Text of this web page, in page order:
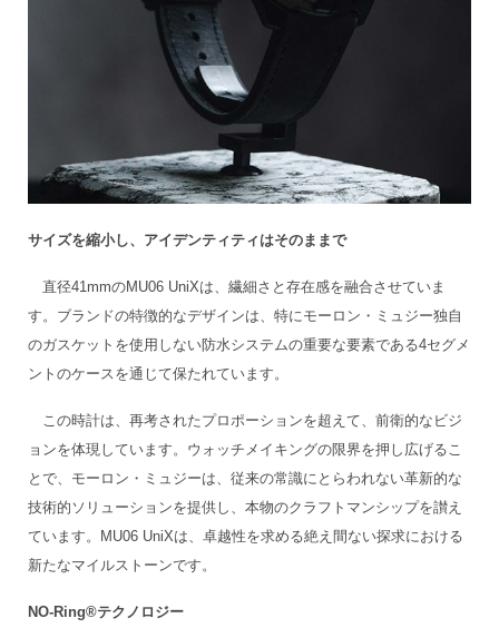
サイズを縮小し、アイデンティティはそのままで
直径41mmのMU06 UniXは、繊細さと存在感を融合させていま
す。ブランドの特徴的なデザインは、特にモーロン・ミュジー独自
のガスケットを使用しない防水システムの重要な要素である4セグメ
ントのケースを通じて保たれています。
この時計は、再考されたプロポーションを超えて、前衛的なビジ
ョンを体現しています。ウォッチメイキングの限界を押し広げるこ
とで、モーロン・ミュジーは、従来の常識にとらわれない革新的な
技術的ソリューションを提供し、本物のクラフトマンシップを讃え
ています。MU06 UniXは、卓越性を求める絶え間ない探求における
新たなマイルストーンです。
NO-Ring®テクノロジー